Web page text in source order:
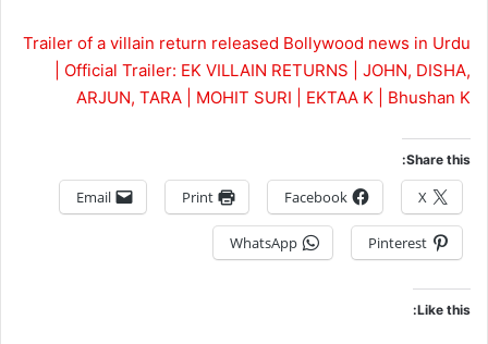
Trailer of a villain return released Bollywood news in Urdu
| Official Trailer: EK VILLAIN RETURNS | JOHN, DISHA,
ARJUN, TARA | MOHIT SURI | EKTAA K | Bhushan K
Share this:
X
Facebook
Print
Email
Pinterest
WhatsApp
Like this: